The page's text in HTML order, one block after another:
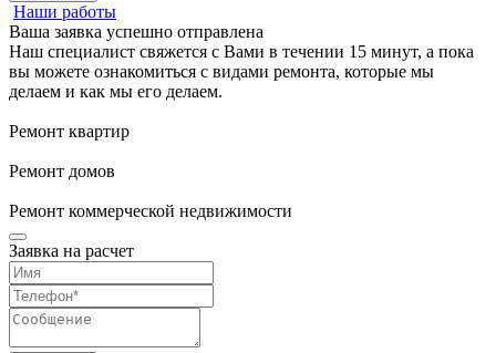
Наши работы
Ваша заявка успешно отправлена
Наш специалист свяжется с Вами в течении 15 минут, а пока
вы можете ознакомиться с видами ремонта, которые мы
делаем и как мы его делаем.
Ремонт квартир
Ремонт домов
Ремонт коммерческой недвижимости
Заявка на расчет